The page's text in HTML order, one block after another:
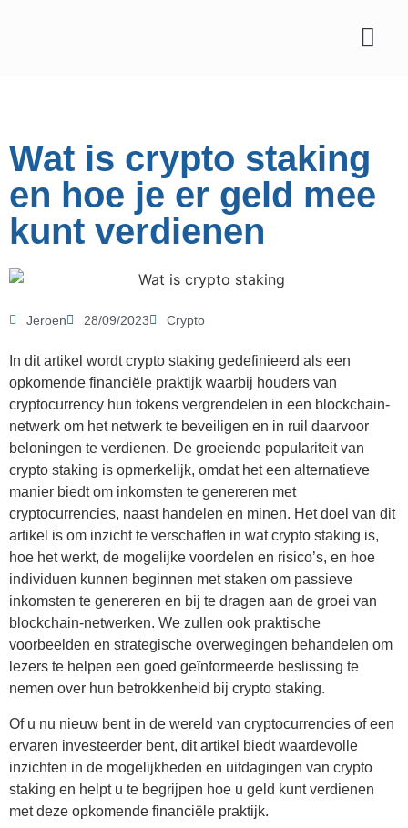
Wat is crypto staking
en hoe je er geld mee
kunt verdienen
Jeroen 28/09/2023 Crypto
In dit artikel wordt crypto staking gedefinieerd als een
opkomende financiële praktijk waarbij houders van
cryptocurrency hun tokens vergrendelen in een blockchain-
netwerk om het netwerk te beveiligen en in ruil daarvoor
beloningen te verdienen. De groeiende populariteit van
crypto staking is opmerkelijk, omdat het een alternatieve
manier biedt om inkomsten te genereren met
cryptocurrencies, naast handelen en minen. Het doel van dit
artikel is om inzicht te verschaffen in wat crypto staking is,
hoe het werkt, de mogelijke voordelen en risico’s, en hoe
individuen kunnen beginnen met staken om passieve
inkomsten te genereren en bij te dragen aan de groei van
blockchain-netwerken. We zullen ook praktische
voorbeelden en strategische overwegingen behandelen om
lezers te helpen een goed geïnformeerde beslissing te
nemen over hun betrokkenheid bij crypto staking.
Of u nu nieuw bent in de wereld van cryptocurrencies of een
ervaren investeerder bent, dit artikel biedt waardevolle
inzichten in de mogelijkheden en uitdagingen van crypto
staking en helpt u te begrijpen hoe u geld kunt verdienen
met deze opkomende financiële praktijk.